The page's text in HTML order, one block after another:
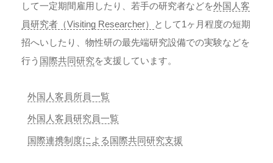
して一定期間雇用したり、若手の研究者などを外国人客
員研究者（Visiting Researcher）
として1ヶ月程度の短期
招へいしたり、物性研の最先端研究設備での実験などを
行う 国際共同研究を支援しています。
外国人客員所員一覧
外国人客員研究員一覧
国際連携制度による国際共同研究支援